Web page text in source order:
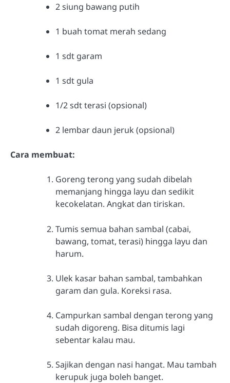
2 siung bawang putih
1 buah tomat merah sedang
1 sdt garam
1 sdt gula
1/2 sdt terasi (opsional)
2 lembar daun jeruk (opsional)
Cara membuat:
Goreng terong yang sudah dibelah
memanjang hingga layu dan sedikit
kecokelatan. Angkat dan tiriskan.
Tumis semua bahan sambal (cabai,
bawang, tomat, terasi) hingga layu dan
harum.
Ulek kasar bahan sambal, tambahkan
garam dan gula. Koreksi rasa.
Campurkan sambal dengan terong yang
sudah digoreng. Bisa ditumis lagi
sebentar kalau mau.
Sajikan dengan nasi hangat. Mau tambah
kerupuk juga boleh banget.